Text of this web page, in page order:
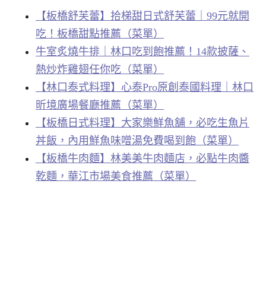
【板橋舒芙蕾】拾梯甜日式舒芙蕾｜99元就開
吃！板橋甜點推薦（菜單）
牛室炙燒牛排｜林口吃到飽推薦！14款披薩、
熱炒炸雞翅任你吃（菜單）
【林口泰式料理】心泰Pro原創泰國料理｜林口
昕境廣場餐廳推薦（菜單）
【板橋日式料理】大家樂鮮魚舖，必吃生魚片
丼飯，內用鮮魚味噌湯免費喝到飽（菜單）
【板橋牛肉麵】林美美牛肉麵店，必點牛肉醬
乾麵，華江市場美食推薦（菜單）